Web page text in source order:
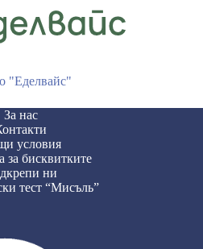
"Еделвайс"
За нас
условия
за бисквитките
ни
тест “Мисъль”